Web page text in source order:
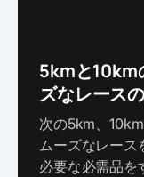
5kmと10km
ズなレース
次の5km、
ムーズなレース
必要な必需品を